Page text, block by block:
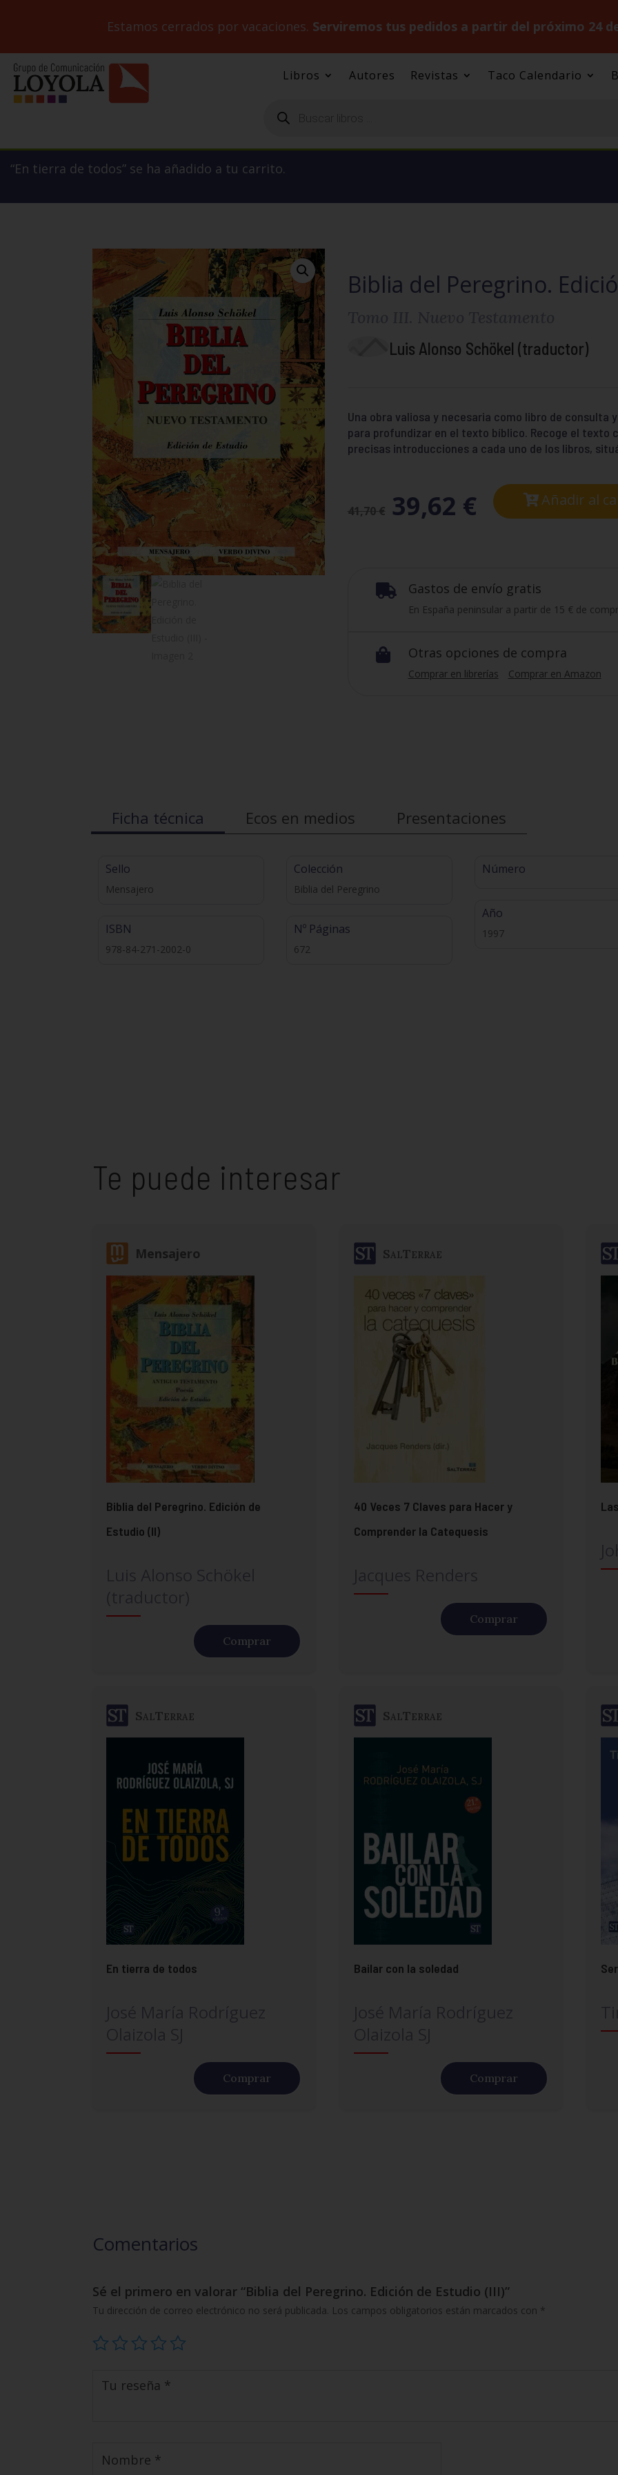
Estamos cerrados por vacaciones. Serviremos tus pedidos a partir del próximo 24
Libros Autores Revistas Taco Calendario
productos
“En tierra de todos” se ha añadido a tu carrito.
Biblia del Peregrino.
Luis Alonso Schökel (traductor)
Una obra valiosa y necesaria como libro de consulta
para profundizar en el texto bíblico. Recoge el texto
precisas introducciones a cada uno de los libros,
41,70€ 39,62 € Añadir al
 Gastos de envío gratis
En España peninsular a partir de 15 € de
 Otras opciones de compra
Comprar en librerías Comprar en Amazon
Ficha técnica Ecos en medios Presentaciones
Sello
Mensajero
ISBN
978-84-271-2002-0
Colección
Biblia del Peregrino
Nº Páginas
672
Número
Año
1997
Te puede interesar
Mensajero
Biblia del Peregrino. Edición de
Estudio (II)
Comprar
SalTerrae
40 Veces 7 Claves para Hacer y
Comprender la Catequesis
Comprar
SalTerrae
En tierra de todos
Comprar
SalTerrae
Bailar con la soledad
Comprar
Comentarios
Sé el primero en valorar “Biblia del Peregrino. Edición de Estudio (III)”
Tu dirección de correo electrónico no será publicada. Los campos obligatorios están marcados con *